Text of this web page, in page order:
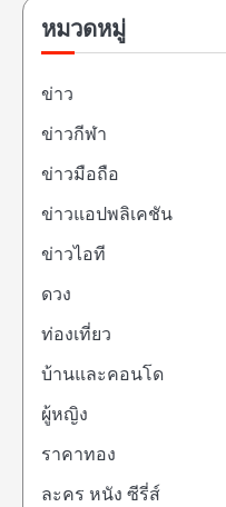
หมวดหมู่
ข่าว
ข่าวกีฬา
ข่าวมือถือ
ข่าวแอปพลิเคชัน
ข่าวไอที
ดวง
ท่องเที่ยว
บ้านและคอนโด
ผู้หญิง
ราคาทอง
ละคร หนัง ซีรี่ส์